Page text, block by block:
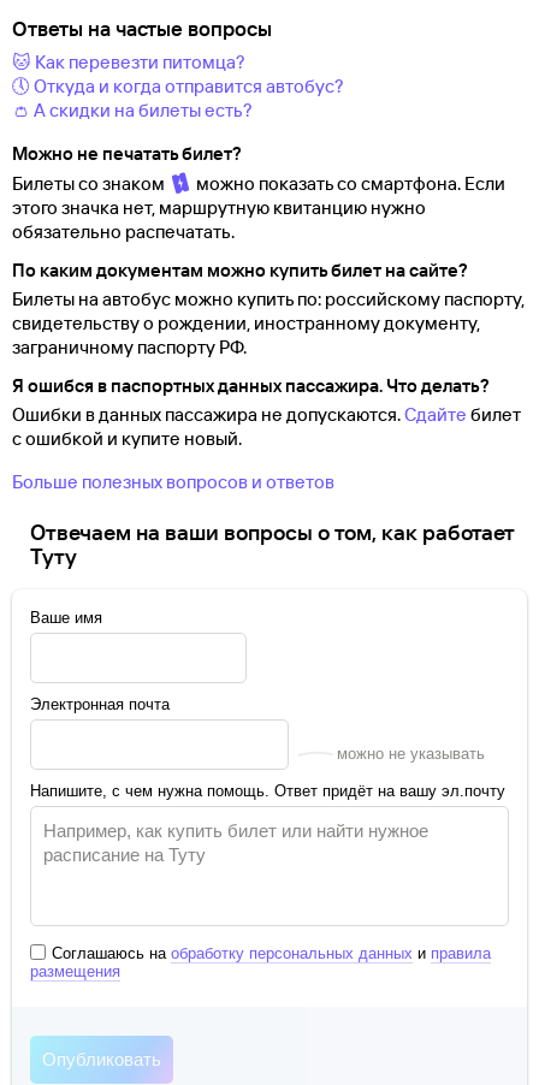
Ответы на частые вопросы
🐱 Как перевезти питомца?
🕔 Откуда и когда отправится автобус?
👛 А скидки на билеты есть?
Можно не печатать билет?
Билеты со знаком
можно показать со смартфона. Если
этого значка нет, маршрутную квитанцию нужно
обязательно распечатать.
По каким документам можно купить билет на сайте?
Билеты на автобус можно купить по: российскому паспорту,
свидетельству о рождении, иностранному документу,
заграничному паспорту РФ.
Я ошибся в паспортных данных пассажира. Что делать?
Ошибки в данных пассажира не допускаются.Сдайте билет
с ошибкой и купите новый.
Больше полезных вопросов и ответов
Отвечаем на ваши вопросы о том, как работает
Туту
Ваше имя
Электронная почта
можно не указывать
Напишите, с чем нужна помощь. Ответ придёт на вашу эл.почту
Соглашаюсь на обработку персональных данных и правила
размещения